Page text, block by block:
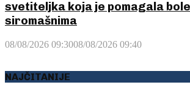
svetiteljka koja je pomagala
siromašnima
08/08/2026 09:3008/08/2026 09:40
NAJČITANIJE